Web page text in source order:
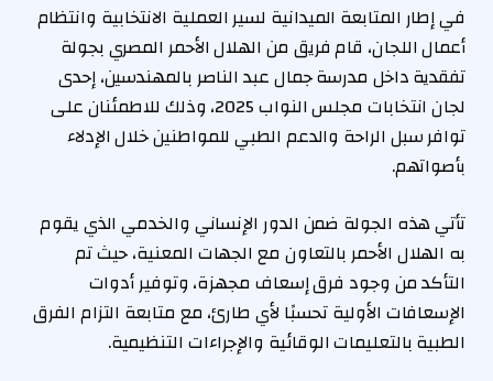
في إطار المتابعة الميدانية لسير العملية الانتخابية وانتظام
أعمال اللجان، قام فريق من الهلال الأحمر المصري بجولة
تفقدية داخل مدرسة جمال عبد الناصر بالمهندسين، إحدى
لجان انتخابات مجلس النواب 2025، وذلك للاطمئنان على
توافر سبل الراحة والدعم الطبي للمواطنين خلال الإدلاء
بأصواتهم.
تأتي هذه الجولة ضمن الدور الإنساني والخدمي الذي يقوم
به الهلال الأحمر بالتعاون مع الجهات المعنية، حيث تم
التأكد من وجود فرق إسعاف مجهزة، وتوفير أدوات
الإسعافات الأولية تحسبًا لأي طارئ، مع متابعة التزام الفرق
الطبية بالتعليمات الوقائية والإجراءات التنظيمية.